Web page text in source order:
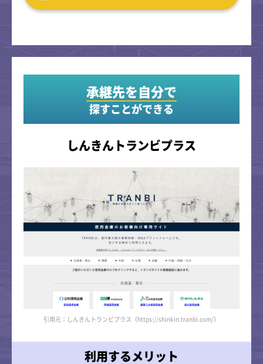
承継先を自分で
探すことができる
しんきんトランビプラス
引用元：しんきんトランビプラス（https://shinkin.tranbi.com/）
利用するメリット